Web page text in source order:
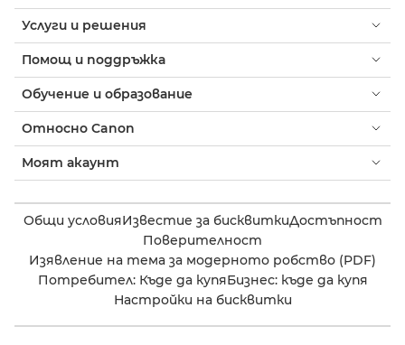
Услуги и решения
Помощ и поддръжка
Обучение и образование
Относно Canon
Моят акаунт
Общи условияИзвестие за бисквиткиДостъпност
Поверителност
Изявление на тема за модерното робство (PDF)
Потребител: Къде да купяБизнес: къде да купя
Настройки на бисквитки